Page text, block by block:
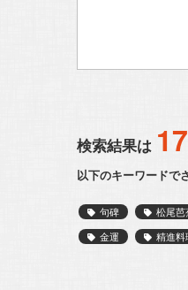
検索結果は 17
以下のキーワードで
句碑 松尾芭
金運
精進料